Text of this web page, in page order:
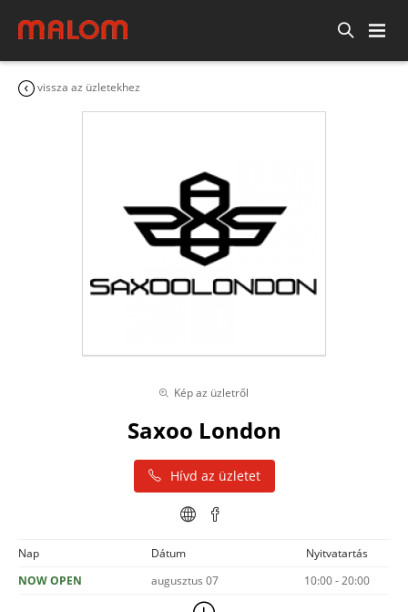
vissza az üzletekhez
Kép az üzletről
Saxoo London
Hívd az üzletet
Nap Dátum
Nyitvatartás
NOW OPEN
augusztus 07 10:00 - 20:00